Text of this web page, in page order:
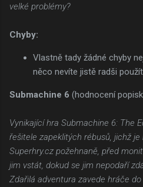
velké problémy?
Chyby:
Vlastně tady žádné chyby
něco nevíte jistě radši
Submachine 6 (hodnocení
Vynikající hra Submachine 6: The
řešitele zapeklitých rébusů, jichž
Superhry.cz požehnaně, před
jim vstát, dokud se jim nepodaří
Zdařilá adventura zavede hráče